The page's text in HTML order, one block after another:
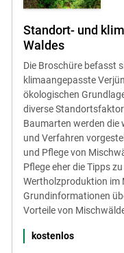
Standort- und
Waldes
Die Broschüre befasst
klimaangepasste
ökologischen
diverse
Baumarten werden
und Verfahren
und Pflege von
Pflege eher die Tipps
Wertholzproduktion im
Grundinformationen
Vorteile von
kostenlos